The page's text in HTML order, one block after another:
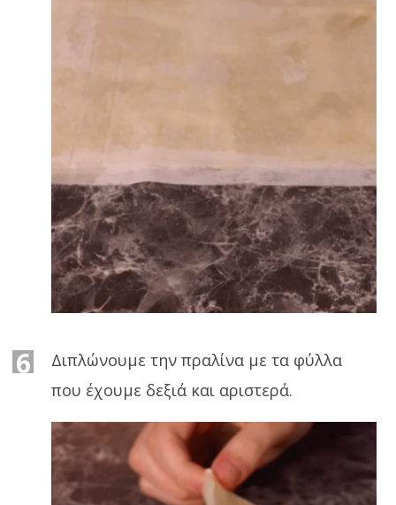
6
Διπλώνουμε την πραλίνα με τα φύλλα
που έχουμε δεξιά και αριστερά.